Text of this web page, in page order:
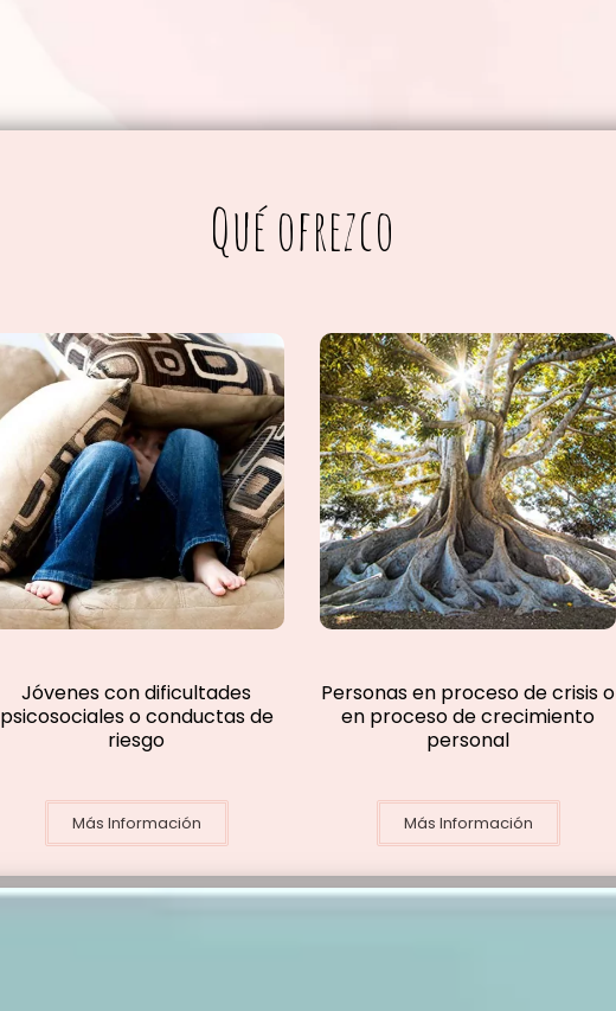
Qué ofrezco
Jóvenes con dificultades
psicosociales o conductas de
riesgo
Más Información
Personas en proceso de crisis o
en proceso de crecimiento
personal
Más Información